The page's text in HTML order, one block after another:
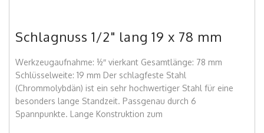
Schlagnuss 1/2" lang 19 x 78 mm
Werkzeugaufnahme: ½″ vierkant Gesamtlänge: 78 mm
Schlüsselweite: 19 mm Der schlagfeste Stahl
(Chrommolybdän) ist ein sehr hochwertiger Stahl für eine
besonders lange Standzeit. Passgenau durch 6
Spannpunkte. Lange Konstruktion zum